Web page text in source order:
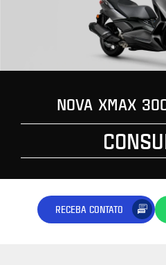
NOVA XMAX
RECEBA CONTATO